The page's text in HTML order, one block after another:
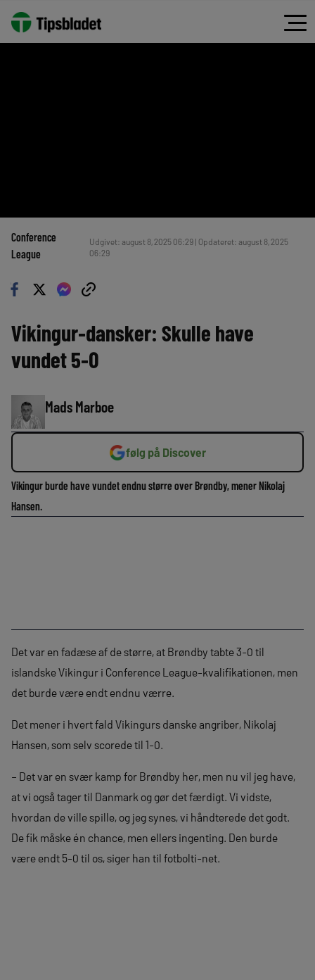
Conference
League
Udgivet: august 8, 2025 06:29 | Opdateret: august 8, 2025
06:29
Vikingur-dansker: Skulle have
vundet 5-0
Mads Marboe
følg på Discover
Vikingur burde have vundet endnu større over Brøndby, mener Nikolaj
Hansen.
Det var en fadæse af de større, at Brøndby tabte 3-0 til
islandske Vikingur i Conference League-kvalifikationen, men
det burde være endt endnu værre.
Det mener i hvert fald Vikingurs danske angriber, Nikolaj
Hansen, som selv scorede til 1-0.
– Det var en svær kamp for Brøndby her, men nu vil jeg have,
at vi også tager til Danmark og gør det færdigt. Vi vidste,
hvordan de ville spille, og jeg synes, vi håndterede det godt.
De fik måske én chance, men ellers ingenting. Den burde
være endt 5-0 til os, siger han til fotbolti-net.